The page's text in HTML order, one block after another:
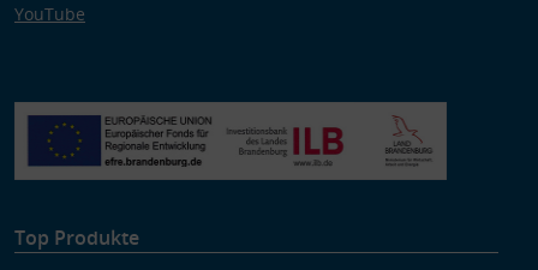
YouTube
Top Produkte